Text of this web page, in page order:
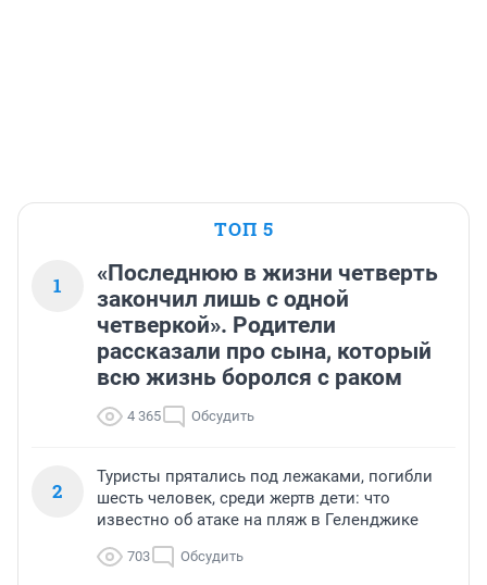
ТОП 5
1
«Последнюю в жизни четверть
закончил лишь с одной
четверкой». Родители
рассказали про сына, который
всю жизнь боролся с раком
4 365 Обсудить
2
Туристы прятались под лежаками, погибли
шесть человек, среди жертв дети: что
известно об атаке на пляж в Геленджике
703 Обсудить